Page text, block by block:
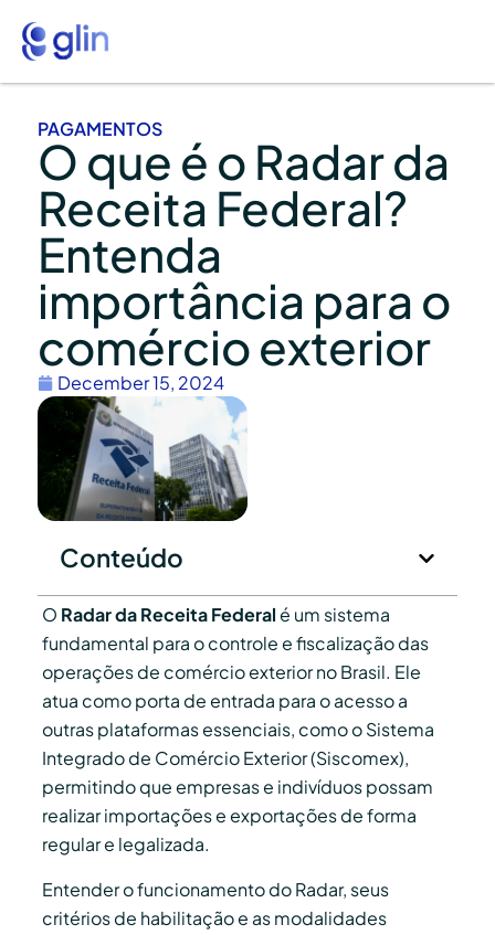
PAGAMENTOS
O que é o Radar da
Receita Federal?
Entenda
importância para o
comércio exterior
December 15, 2024
Conteúdo
O Radar da Receita Federalé um sistema
fundamental para o controle e fiscalização das
operações de comércio exterior no Brasil. Ele
atua como porta de entrada para o acesso a
outras plataformas essenciais, como o Sistema
Integrado de Comércio Exterior (Siscomex),
permitindo que empresas e indivíduos possam
realizar importações e exportações de forma
regular e legalizada.
Entender o funcionamento do Radar, seus
critérios de habilitação e as modalidades